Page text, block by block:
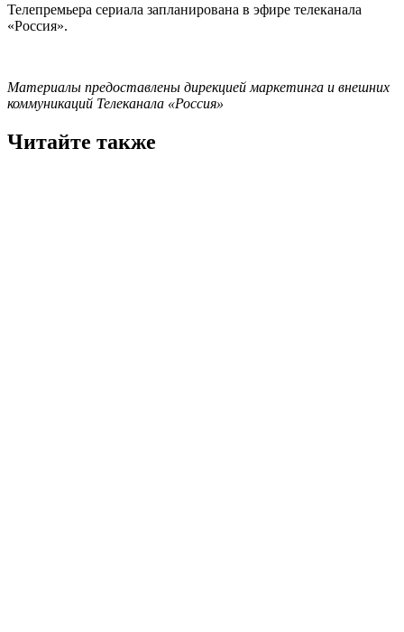
Телепремьера сериала запланирована в эфире телеканала
«Россия».
Материалы предоставлены дирекцией маркетинга и внешних
коммуникаций Телеканала «Россия»
Читайте также